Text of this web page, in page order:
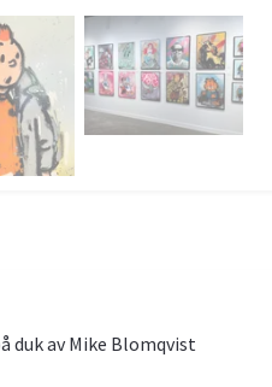
duk av Mike Blomqvist